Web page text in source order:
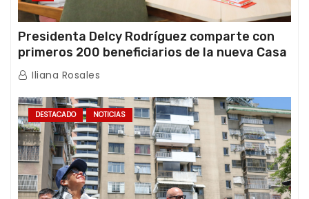
Presidenta Delcy Rodríguez comparte con
primeros 200 beneficiarios de la nueva Casa
de los Abuelos “La Primavera” en Caracas
Iliana Rosales
DESTACADO NOTICIAS